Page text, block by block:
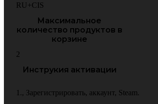
RU+CIS
Максимальное
количество продуктов в
корзине
2
Инструкия активации
1., Зарегистрировать, аккаунт, Steam.